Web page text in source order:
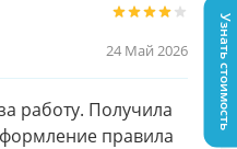
24 Май 2026
работу. Получила
правила
Узнать стоимость